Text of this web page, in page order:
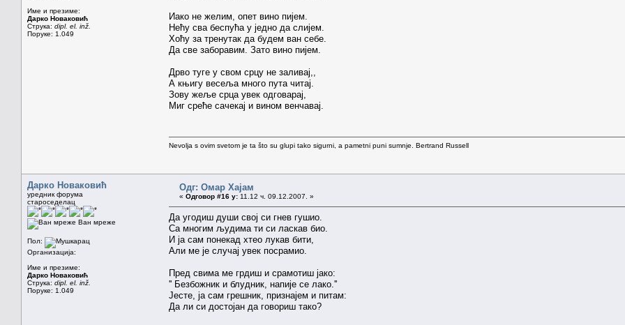
Име и презиме:
Дарко Новаковић
Струка: dipl. el. inž.
Поруке: 1.049
Иако не желим, опет вино пијем.
Нећу сва беспућа у једно да слијем.
Хоћу за тренутак да будем ван себе.
Да све заборавим. Зато вино пијем.
Дрво туге у свом срцу не заливај,,
А књигу весеља много пута читај.
Зову жеље срца увек одговарај,
Миг среће сачекај и вином венчавај.
Nevolja s ovim svetom je ta što su glupi tako sigurni, a pametni puni sumnje. Bertrand Russell
Дарко Новаковић
уредник форума
староседелац
Ван мреже
Пол:
Организација:
Име и презиме:
Дарко Новаковић
Струка: dipl. el. inž.
Поруке: 1.049
Одг: Омар Хајам
« Одговор #16 у: 11.12 ч. 09.12.2007. »
Да угодиш души свој си гнев гушио.
Са многим људима ти си ласкав био.
И ја сам понекад хтео лукав бити,
Али ме је случај увек посрамио.
Пред свима ме грдиш и срамотиш јако:
'' Безбожник и блудник, напије се лако.''
Јесте, ја сам грешник, признајем и питам:
Да ли си достојан да говориш тако?